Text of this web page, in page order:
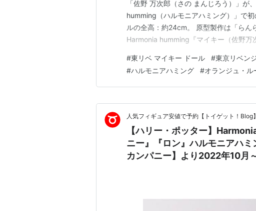
「佐野 万次郎（さの まんじろう）」が
humming（ハルモニアハミング）」で
ルの全高：約24cm。 原型製作は「らん
Harmonia humming『マイキー（佐野万
【Amazon】ねんどろいどどーる『マイ
成品ドー…
#東リベ マイキー ドール #東京リベン
#ハルモニアハミング #オランジュ・
人気フィギュア安値で予約【トイゲット！Blog】
【ハリー・ポッター】
ニー』『ロン』ハルモニアハ
カンパニー】より2022年10月